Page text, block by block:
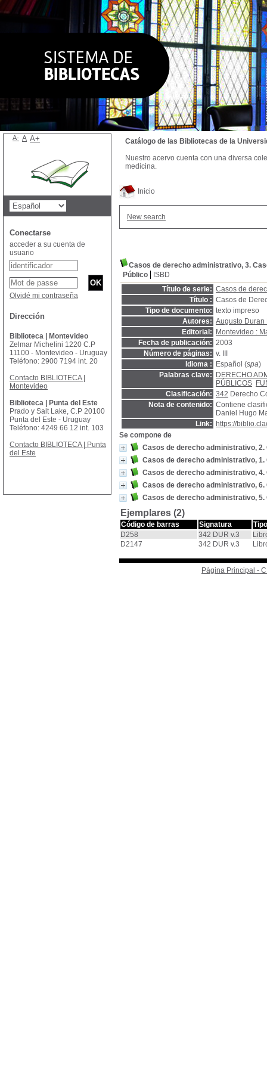
Inicio
New search
Casos de derecho administrativo, 3.
Público
ISBD
Título de serie: Casos de
Título : Casos de
Tipo de documento: texto impreso
Autores: Augusto Duran
Editorial:
Montevideo :
Fecha de publicación: 2003
Número de páginas: v. III
Idioma :
Español (spa)
Palabras clave:
DERECHO
PÚBLICOS
Clasificación: 342 Derecho
Nota de contenido: Contiene
Daniel Hugo
Link:
https://
Se compone de
Casos de derecho administrativo,
Casos de derecho administrativo,
Casos de derecho administrativo,
Casos de derecho administrativo,
Casos de derecho administrativo,
Ejemplares (2)
Código de barras Signatura
D258
342 DUR v.3
D2147
342 DUR v.3
Página Principal -
Catálogo de las Bibliotecas de la
Nuestro acervo cuenta con una diversa
medicina.
A- A A+
Conectarse
acceder a su cuenta de
usuario
Olvidé mi contraseña
Dirección
Biblioteca | Montevideo
Zelmar Michelini 1220 C.P
11100 - Montevideo - Uruguay
Teléfono: 2900 7194 int. 20
Contacto BIBLIOTECA |
Montevideo
Biblioteca | Punta del Este
Prado y Salt Lake, C.P 20100
Punta del Este - Uruguay
Teléfono: 4249 66 12 int. 103
Contacto BIBLIOTECA | Punta
del Este